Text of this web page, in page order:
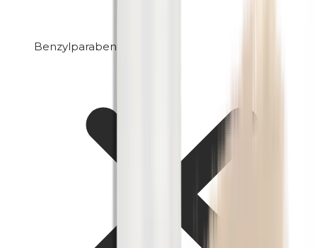
Benzylparabene